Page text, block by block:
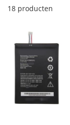
18 producten